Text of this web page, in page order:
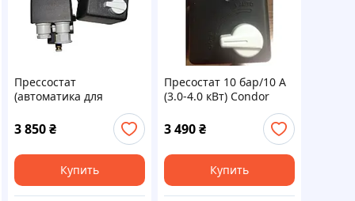
Прессостат
(автоматика для
компрессора) Condor
MDR 3/11 10 А
3 850₴
Купить
Пресостат 10 бар/10 А
(3.0-4.0 кВт) Condor
3 490₴
Купить